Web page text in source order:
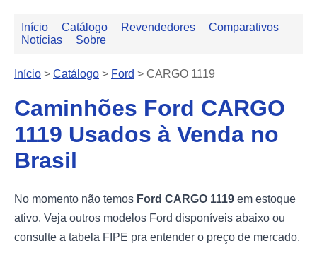
Início Catálogo Revendedores
Comparativos
Notícias
Sobre
Início > Catálogo > Ford > CARGO 1119
Caminhões Ford CARGO
1119 Usados à Venda no
Brasil
No momento não temos Ford CARGO 1119 em estoque
ativo. Veja outros modelos Ford disponíveis abaixo ou
consulte a tabela FIPE pra entender o preço de mercado.